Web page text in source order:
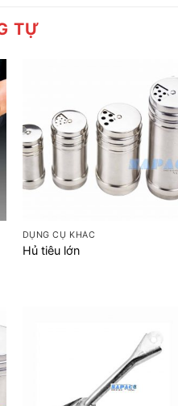
TỰ
DỤNG CỤ KHÁC
Hủ tiêu lớn